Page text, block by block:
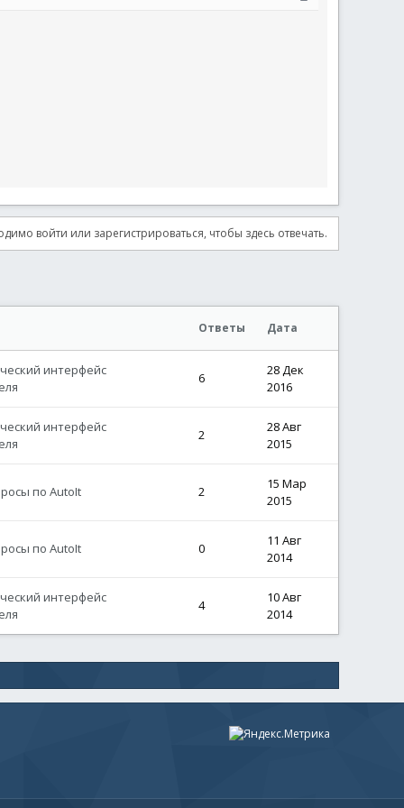
войти или зарегистрироваться, чтобы здесь отвечать.
Ответы Дата
интерфейс
6
28 Дек
2016
интерфейс
2
28 Авг
2015
по AutoIt 2
15 Мар
2015
по AutoIt 0
11 Авг
2014
интерфейс
4
10 Авг
2014